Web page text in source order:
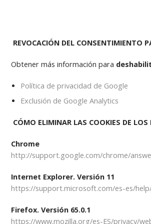
REVOCACIÓN DEL CONSENTIMIENTO
Obtener más información para
Política de privacidad de Google
Exclusión de Google Analytics
CÓMO ELIMINAR LAS COOKIES DE
Chrome
http://support.google.com/chrome/
Internet Explorer. Versión 11
https://support.microsoft.com/es-es/
Firefox. Versión 65.0.1
https://www.mozilla.org/es-ES/privacy/